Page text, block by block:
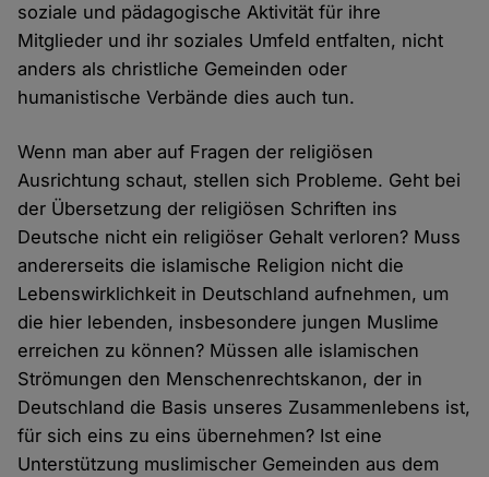
soziale und pädagogische Aktivität für ihre
Mitglieder und ihr soziales Umfeld entfalten, nicht
anders als christliche Gemeinden oder
humanistische Verbände dies auch tun.
Wenn man aber auf Fragen der religiösen
Ausrichtung schaut, stellen sich Probleme. Geht bei
der Übersetzung der religiösen Schriften ins
Deutsche nicht ein religiöser Gehalt verloren? Muss
andererseits die islamische Religion nicht die
Lebenswirklichkeit in Deutschland aufnehmen, um
die hier lebenden, insbesondere jungen Muslime
erreichen zu können? Müssen alle islamischen
Strömungen den Menschenrechtskanon, der in
Deutschland die Basis unseres Zusammenlebens ist,
für sich eins zu eins übernehmen? Ist eine
Unterstützung muslimischer Gemeinden aus dem